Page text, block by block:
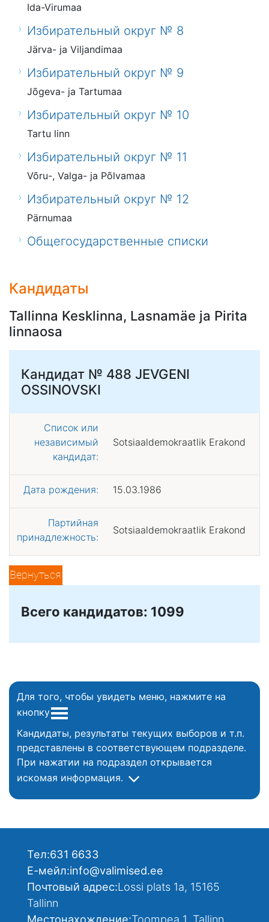
Ida-Virumaa
Избирательный округ № 8
Järva- ja Viljandimaa
Избирательный округ № 9
Jõgeva- ja Tartumaa
Избирательный округ № 10
Tartu linn
Избирательный округ № 11
Võru-, Valga- ja Põlvamaa
Избирательный округ № 12
Pärnumaa
Общегосударственные списки
Кандидаты
Tallinna Kesklinna, Lasnamäe ja Pirita
linnaosa
Кандидат № 488 JEVGENI
OSSINOVSKI
Список или
независимый
кандидат:
Sotsiaaldemokraatlik Erakond
Дата рождения: 15.03.1986
Партийная
принадлежность:
Sotsiaaldemokraatlik Erakond
Вернуться
Всего кандидатов: 1099
Для того, чтобы увидеть меню, нажмите на
кнопку
Кандидаты, результаты текущих выборов и т.п.
представлены в соответствующем подразделе.
При нажатии на подраздел открывается
искомая информация.
Тел:631 6633
Е-мейл:info@valimised.ee
Почтовый адрес:Lossi plats 1a, 15165
Tallinn
Местонахождение:Toompea 1, Tallinn